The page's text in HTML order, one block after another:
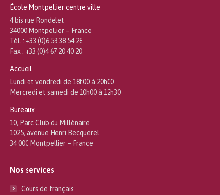
École Montpellier centre ville
4 bis rue Rondelet
34000 Montpellier – France
Tél. : +33 (0)6 58 38 54 28
Fax : +33 (0)4 67 20 40 20
Accueil
Lundi et vendredi de 18h00 à 20h00
Mercredi et samedi de 10h00 à 12h30
Bureaux
10, Parc Club du Millénaire
1025, avenue Henri Becquerel
34 000 Montpellier – France
Nos services
Cours de français